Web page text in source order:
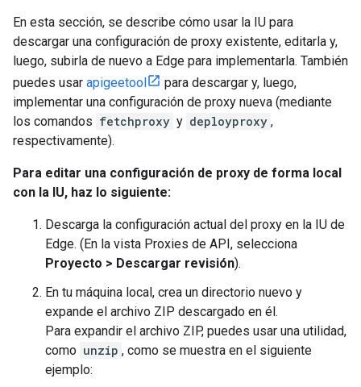
En esta sección, se describe cómo usar la IU para
descargar una configuración de proxy existente, editarla y,
luego, subirla de nuevo a Edge para implementarla. También
puedes usar apigeetool
para descargar y, luego,
implementar una configuración de proxy nueva (mediante
los comandos fetchproxy y deployproxy ,
respectivamente).
Para editar una configuración de proxy de forma local
con la IU, haz lo siguiente:
Descarga la configuración actual del proxy en la IU de
Edge. (En la vista Proxies de API, selecciona
Proyecto > Descargar revisión).
En tu máquina local, crea un directorio nuevo y
expande el archivo ZIP descargado en él.
Para expandir el archivo ZIP, puedes usar una utilidad,
como unzip , como se muestra en el siguiente
ejemplo: